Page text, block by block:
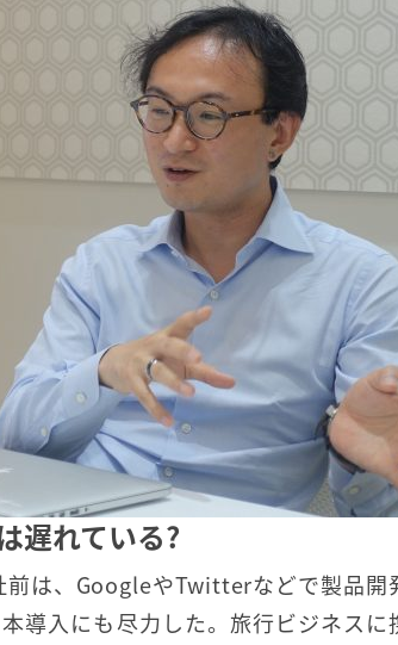
遅れている?
は、GoogleやTwitterなどで製品開
導入にも尽力した。旅行ビジネスに